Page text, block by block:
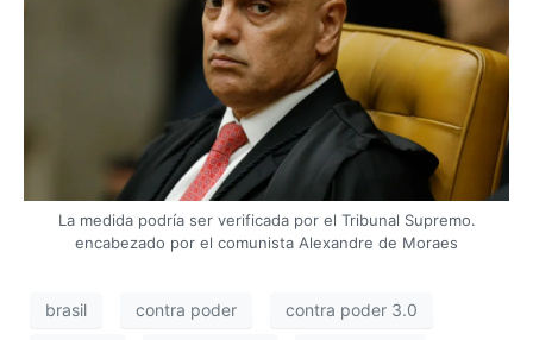
La medida podría ser verificada por el Tribunal Supremo.
encabezado por el comunista Alexandre de Moraes
brasil contra poder contra poder 3.0